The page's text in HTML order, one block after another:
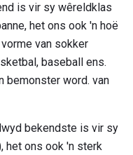
is vir sy wêreldklas
het ons ook 'n hoë
van sokker
baseball ens.
bemonster word. van
bekendste is vir sy
het ons ook 'n sterk